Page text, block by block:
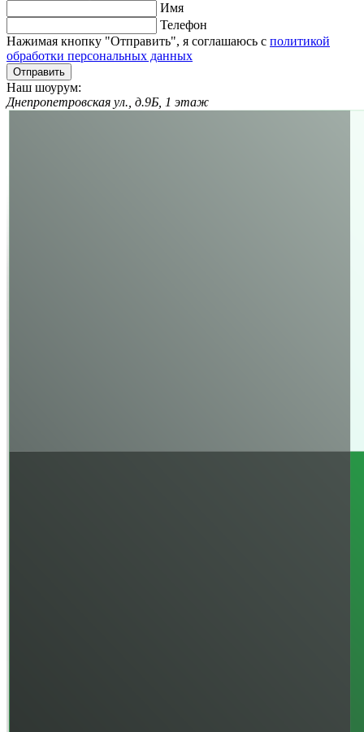
Имя
Телефон
Нажимая кнопку "Отправить", я соглашаюсь с политикой
обработки персональных данных
Отправить
Наш шоурум:
Днепропетровская ул., д.9Б, 1 этаж